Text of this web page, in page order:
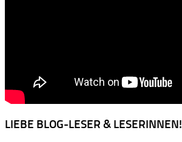
LIEBE BLOG-LESER & LESERINNEN!